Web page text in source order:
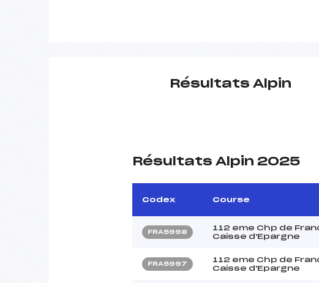
Résultats Alpin
Résultats Alpin 2025
Codex Course
FRA5998
112 eme Chp de
Caisse d'Epargne
FRA5997
112 eme Chp de
Caisse d'Epargne